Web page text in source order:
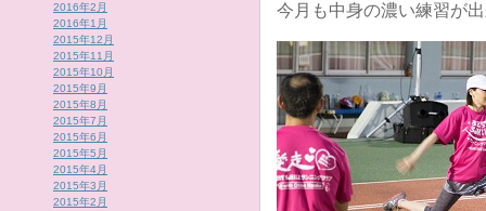
2016年2月
2016年1月
2015年12月
2015年11月
2015年10月
2015年9月
2015年8月
2015年7月
2015年6月
2015年5月
2015年4月
2015年3月
2015年2月
今月も中身の濃い練習が